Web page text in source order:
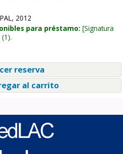
2012
para préstamo: Signatura
(1).
reserva
al carrito